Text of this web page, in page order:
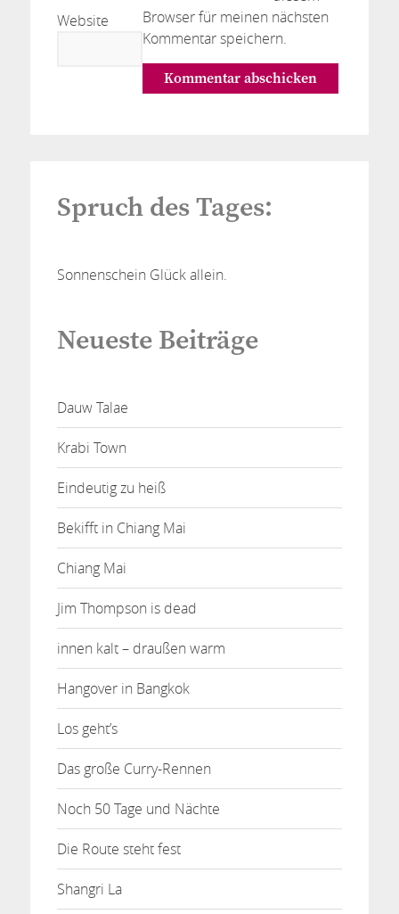
Website
Browser für meinen nächsten
Kommentar speichern.
Spruch des Tages:
Sonnenschein Glück allein.
Neueste Beiträge
Dauw Talae
Krabi Town
Eindeutig zu heiß
Bekifft in Chiang Mai
Chiang Mai
Jim Thompson is dead
innen kalt – draußen warm
Hangover in Bangkok
Los geht’s
Das große Curry-Rennen
Noch 50 Tage und Nächte
Die Route steht fest
Shangri La